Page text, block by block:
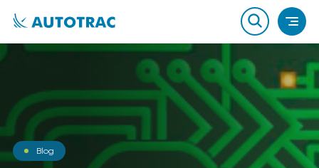
Notícias
Blog